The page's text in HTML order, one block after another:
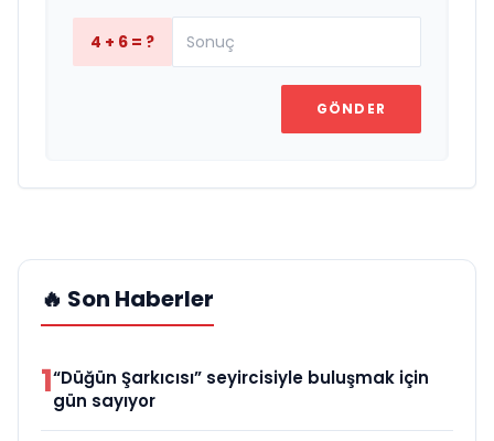
4 + 6 = ?
GÖNDER
🔥 Son Haberler
1“Düğün Şarkıcısı” seyircisiyle buluşmak için
gün sayıyor